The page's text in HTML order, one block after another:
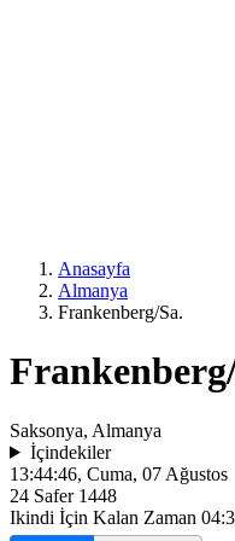
Anasayfa
Almanya
Frankenberg/Sa.
Saksonya, Almanya
İçindekiler
13:44:46, Cuma, 07 Ağustos
24 Safer 1448
Ikindi İçin Kalan Zaman